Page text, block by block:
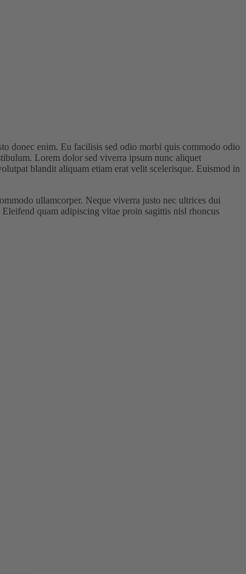
donec enim. Eu facilisis sed odio morbi quis commodo odio
Lorem dolor sed viverra ipsum nunc aliquet
blandit aliquam etiam erat velit scelerisque. Euismod in
ullamcorper. Neque viverra justo nec ultrices dui
quam adipiscing vitae proin sagittis nisl rhoncus